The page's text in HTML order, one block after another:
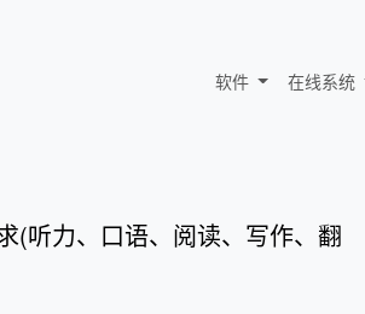
软件 在线系统
(听力、口语、阅读、写作、翻